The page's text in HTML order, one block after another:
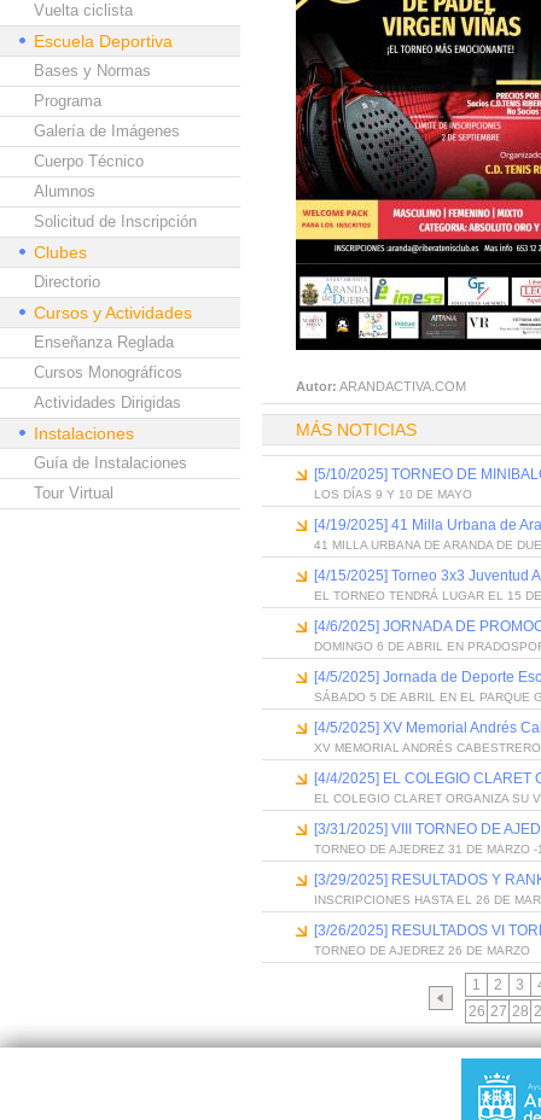
Vuelta ciclista
Escuela Deportiva
Bases y Normas
Programa
Galería de Imágenes
Cuerpo Técnico
Alumnos
Solicitud de Inscripción
Clubes
Directorio
Cursos y Actividades
Enseñanza Reglada
Cursos Monográficos
Actividades Dirigidas
Instalaciones
Guía de Instalaciones
Tour Virtual
Autor: ARANDACTIVA.COM
MÁS NOTICIAS
[5/10/2025] TORNEO DE
LOS DÍAS 9 Y 10 DE MAYO
[4/19/2025] 41 Milla Urbana de
41 MILLA URBANA DE ARANDA DE
[4/15/2025] Torneo 3x3 Juventud
EL TORNEO TENDRÁ LUGAR EL 15
[4/6/2025] JORNADA DE
DOMINGO 6 DE ABRIL EN
[4/5/2025] Jornada de Deporte
SÁBADO 5 DE ABRIL EN EL PARQUE
[4/5/2025] XV Memorial Andrés
XV MEMORIAL ANDRÉS CABESTRERO
[4/4/2025] EL COLEGIO CLARET
EL COLEGIO CLARET ORGANIZA SU
[3/31/2025] VIII TORNEO DE
TORNEO DE AJEDREZ 31 DE MARZO
[3/29/2025] RESULTADOS Y
INSCRIPCIONES HASTA EL 26 DE
[3/26/2025] RESULTADOS VI
TORNEO DE AJEDREZ 26 DE MARZO
1 2 3
26 27 28